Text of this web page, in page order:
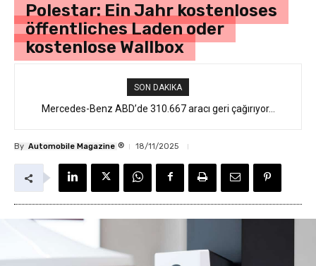
Polestar: Ein Jahr kostenloses
öffentliches Laden oder
kostenlose Wallbox
SON DAKIKA
Mercedes-Benz ABD’de 310.667 aracı geri çağırıyor…
By Automobile Magazine ® 18/11/2025